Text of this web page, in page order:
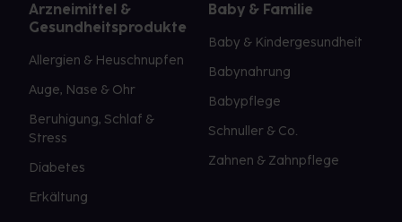
Arzneimittel &
Gesundheitsprodukte
Allergien & Heuschnupfen
Auge, Nase & Ohr
Beruhigung, Schlaf &
Stress
Diabetes
Erkältung
Baby & Familie
Baby & Kindergesundheit
Babynahrung
Babypflege
Schnuller & Co.
Zahnen & Zahnpflege